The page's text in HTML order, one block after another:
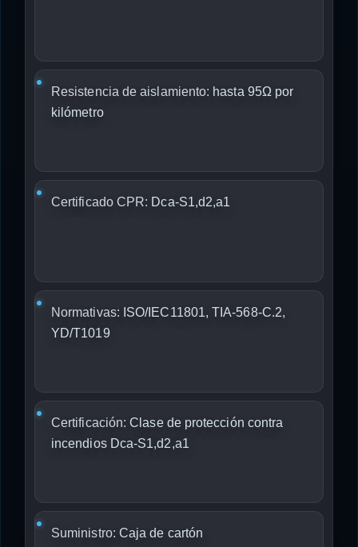
Resistencia de aislamiento: hasta 95Ω por
kilómetro
Certificado CPR: Dca-S1,d2,a1
Normativas: ISO/IEC11801, TIA-568-C.2,
YD/T1019
Certificación: Clase de protección contra
incendios Dca-S1,d2,a1
Suministro: Caja de cartón